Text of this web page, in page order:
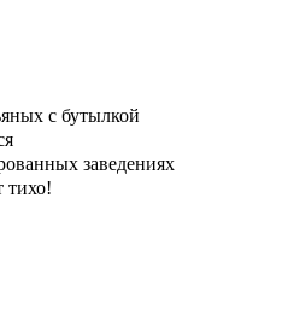
с бутылкой
заведениях
тихо!